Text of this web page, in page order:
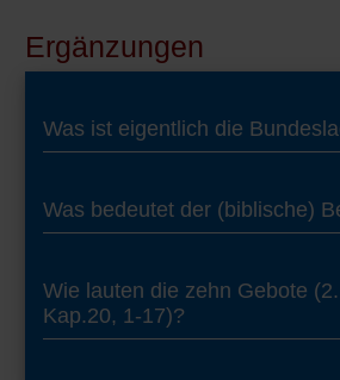
Ergänzungen
Was ist eigentlich die
Was bedeutet der (biblische)
Wie lauten die zehn Gebote
Kap.20, 1-17)?